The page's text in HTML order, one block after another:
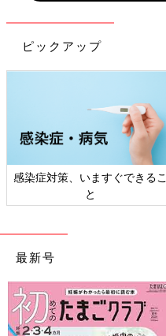
ピックアップ
感染症対策、いますぐできるこ
と
最新号